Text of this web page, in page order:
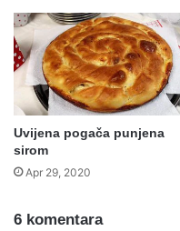
Uvijena pogača punjena
sirom
Apr 29, 2020
6 komentara